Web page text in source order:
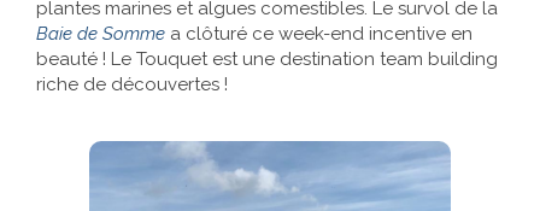
plantes marines et algues comestibles. Le survol de la
Baie de Somme a clôturé ce week-end incentive en
beauté ! Le Touquet est une destination team building
riche de découvertes !